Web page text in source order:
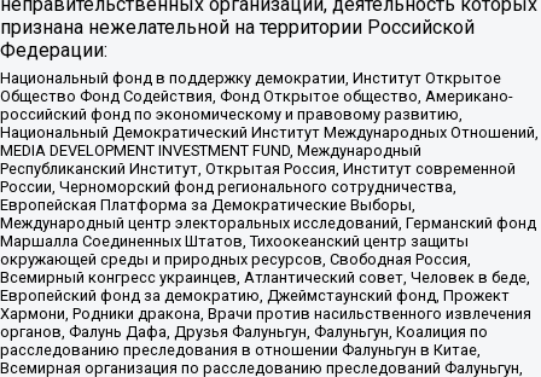
признана нежелательной на территории Российской
Федерации:
Национальный фонд в поддержку демократии, Институт Открытое
Общество Фонд Содействия, Фонд Открытое общество, Американо-
российский фонд по экономическому и правовому развитию,
Национальный Демократический Институт Международных Отношений,
MEDIA DEVELOPMENT INVESTMENT FUND, Международный
Республиканский Институт, Открытая Россия, Институт современной
России, Черноморский фонд регионального сотрудничества,
Европейская Платформа за Демократические Выборы,
Международный центр электоральных исследований, Германский фонд
Маршалла Соединенных Штатов, Тихоокеанский центр защиты
окружающей среды и природных ресурсов, Свободная Россия,
Всемирный конгресс украинцев, Атлантический совет, Человек в беде,
Европейский фонд за демократию, Джеймстаунский фонд, Прожект
Хармони, Родники дракона, Врачи против насильственного извлечения
органов, Фалунь Дафа, Друзья Фалуньгун, Фалуньгун, Коалиция по
расследованию преследования в отношении Фалуньгун в Китае,
Всемирная организация по расследованию преследований Фалуньгун,